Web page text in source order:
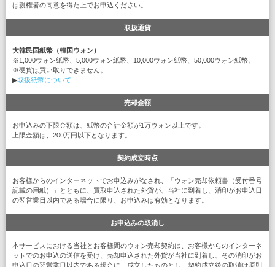
は親権者の同意を得た上でお申込ください。
取扱通貨
大韓民国紙幣（韓国ウォン）
※1,000ウォン紙幣、5,000ウォン紙幣、10,000ウォン紙幣、50,000ウォン紙幣。
※硬貨は買い取りできません。
▶取扱紙幣について
売却金額
お申込みの下限金額は、紙幣の合計金額が1万ウォン以上です。
上限金額は、200万円以下となります。
契約成立時点
お客様からのインターネットでお申込みがなされ、「ウォン売却依頼書（受付番号
記載の用紙）」とともに、買取申込された外貨が、当社に到着し、消印がお申込日
の翌営業日以内である場合に限り、お申込みは有効となります。
お申込みの取消し
本サービスにおける当社とお客様間のウォン売却契約は、お客様からのインターネ
ットでのお申込の送信を受け、売却申込された外貨が当社に到着し、その消印がお
申込日の翌営業日以内である場合に、成立したものとし、契約成立後の取消は原則